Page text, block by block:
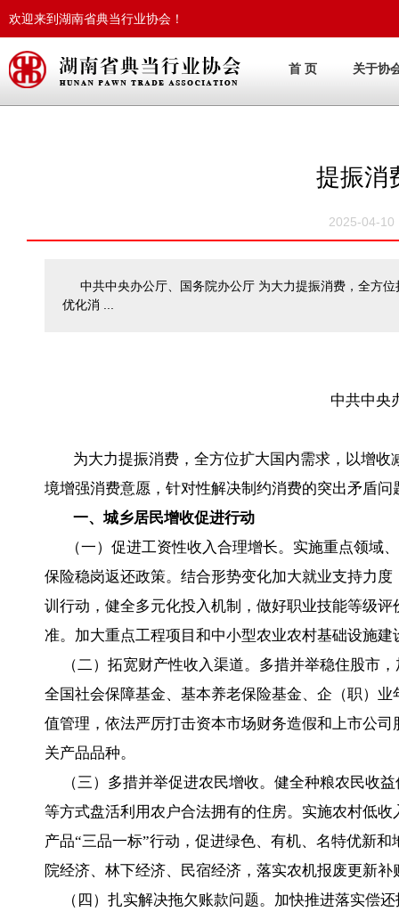
欢迎来到湖南省典当行业协会！
首 页 关于协
提振消
2025-04-
中共中央办公厅、国务院办公厅 为大力提振消费，全方
优化消 ...
中共中央
为大力提振消费，全方位扩大国内需求，以增收
境增强消费意愿，针对性解决制约消费的突出矛盾
一、城乡居民增收促进行动
（一）促进工资性收入合理增长。实施重点领域
保险稳岗返还政策。结合形势变化加大就业支持力
训行动，健全多元化投入机制，做好职业技能等级
准。加大重点工程项目和中小型农业农村基础设施
（二）拓宽财产性收入渠道。多措并举稳住股市
全国社会保障基金、基本养老保险基金、企（职）
值管理，依法严厉打击资本市场财务造假和上市公
关产品品种。
（三）多措并举促进农民增收。健全种粮农民收
等方式盘活利用农户合法拥有的住房。实施农村低
产品“三品一标”行动，促进绿色、有机、名特优新
院经济、林下经济、民宿经济，落实农机报废更新
（四）扎实解决拖欠账款问题。加快推进落实偿